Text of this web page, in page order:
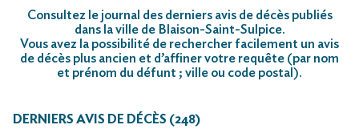
Consultez le journal des derniers avis de décès publiés
dans la ville de Blaison-Saint-Sulpice.
Vous avez la possibilité de rechercher facilement un avis
de décès plus ancien et d’affiner votre requête (par nom
et prénom du défunt ; ville ou code postal).
DERNIERS AVIS DE DÉCÈS (248)